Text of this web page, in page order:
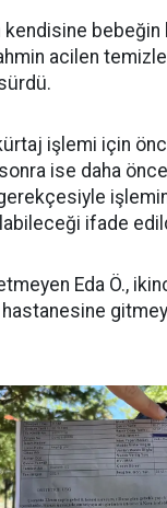
bebeğin
acilen
işlemi için
sonra ise daha
ifade
Eda Ö.,
hastanesine